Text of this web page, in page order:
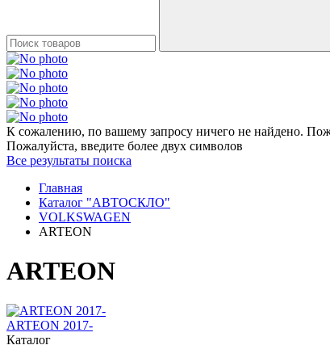
К сожалению, по вашему запросу ничего не найдено.
Пожалуйста, введите более двух символов
Все результаты поиска
Главная
Каталог "АВТОСКЛО"
VOLKSWAGEN
ARTEON
ARTEON
ARTEON 2017-
Каталог